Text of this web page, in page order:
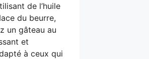
de l’huile
du beurre,
un gâteau au
et
à ceux qui